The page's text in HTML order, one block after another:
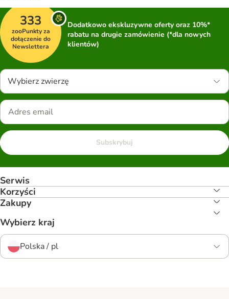
333
zooPunkty za
dołączenie do
Newslettera
Dodatkowo ekskluzywne oferty oraz 10%*
rabatu na drugie zamówienie (*dla nowych
klientów)
Wybierz zwierzę
Subskrybuj
Serwis
Korzyści
Zakupy
Wybierz kraj
Polska / pl